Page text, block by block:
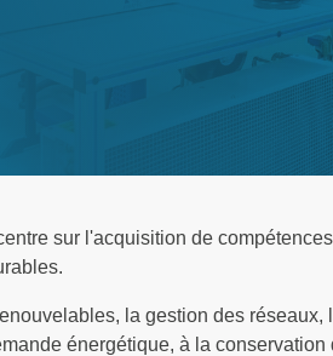
sur l'acquisition de
la gestion des
énergétique, à la